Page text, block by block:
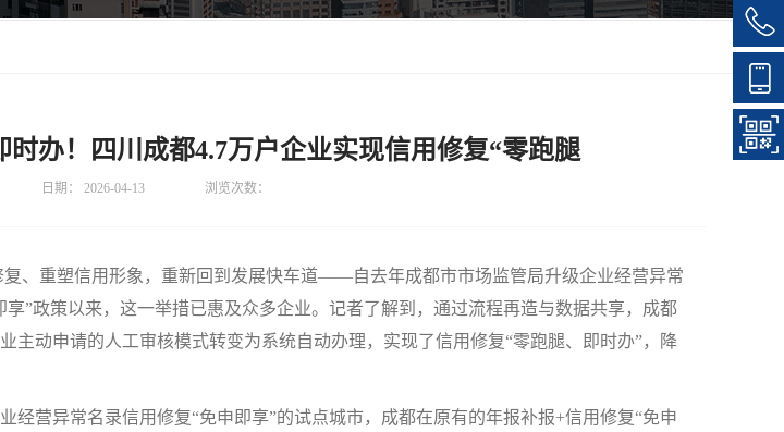
时办！四川成都4.7万户企业实现信用修复“零跑腿
日期： 2026-04-13 浏览次数：
重塑信用形象，重新回到发展快车道——自去年成都市市场监管局升级企业经营异常
享”政策以来，这一举措已惠及众多企业。记者了解到，通过流程再造与数据共享，成都
主动申请的人工审核模式转变为系统自动办理，实现了信用修复“零跑腿、即时办”，降
营异常名录信用修复“免申即享”的试点城市，成都在原有的年报补报+信用修复“免申